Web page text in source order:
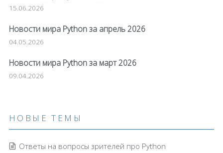
15.06.2026
Новости мира Python за апрель 2026
04.05.2026
Новости мира Python за март 2026
09.04.2026
НОВЫЕ ТЕМЫ
Ответы на вопросы зрителей про Python